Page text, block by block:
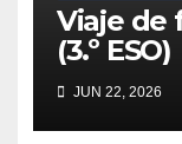
Viaje de
(3.º ESO)
JUN 22, 2026